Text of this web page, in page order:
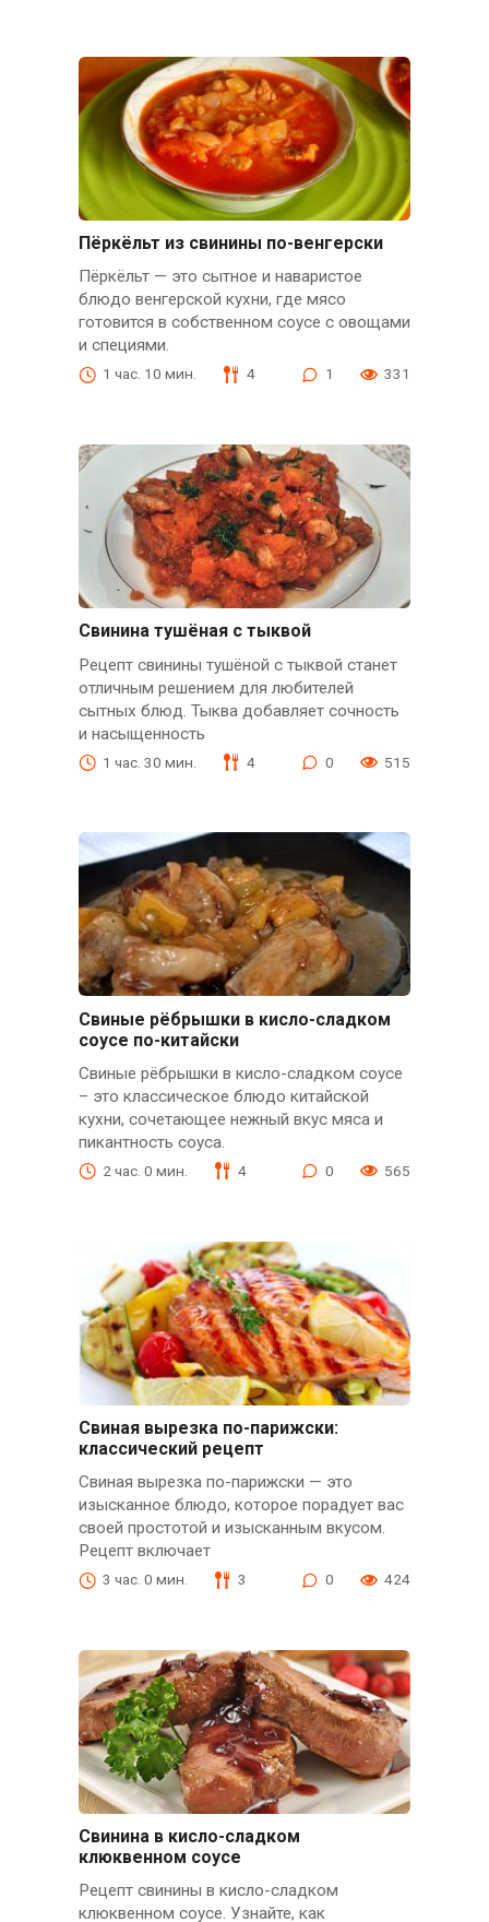
Пёркёльт из свинины по-венгерски
Пёркёльт — это сытное и наваристое
блюдо венгерской кухни, где мясо
готовится в собственном соусе с овощами
и специями.
1 час. 10 мин. 4 1 331
Свинина тушёная с тыквой
Рецепт свинины тушёной с тыквой станет
отличным решением для любителей
сытных блюд. Тыква добавляет сочность
и насыщенность
1 час. 30 мин. 4 0 515
Свиные рёбрышки в кисло-сладком
соусе по-китайски
Свиные рёбрышки в кисло-сладком соусе
– это классическое блюдо китайской
кухни, сочетающее нежный вкус мяса и
пикантность соуса.
2 час. 0 мин. 4 0 565
Свиная вырезка по-парижски:
классический рецепт
Свиная вырезка по-парижски — это
изысканное блюдо, которое порадует вас
своей простотой и изысканным вкусом.
Рецепт включает
3 час. 0 мин. 3 0 424
Свинина в кисло-сладком
клюквенном соусе
Рецепт свинины в кисло-сладком
клюквенном соусе. Узнайте, как